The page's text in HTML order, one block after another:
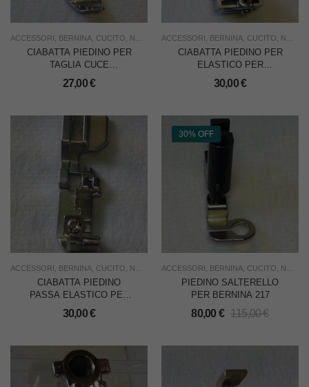
ACCESSORI BERNINA CUCITO NUOVO USO FAMIGLIA
CIABATTA PIEDINO PER
TAGLIA CUCE
BERNETTE 1100D/1100DA
27,00€
ACCESSORI BERNINA CUCITO NUOVO
CIABATTA PIEDINO PER
ELASTICO PER
BERNETTE
004/300/700/800/1100/1200/1300
30,00€
ACCESSORI BERNINA CUCITO NUOVO USO FAMIGLIA
CIABATTA PIEDINO
PASSA ELASTICO PER
TAGLIA CUCE
BERNETTE
30,00€
30% OFF
ACCESSORI BERNINA CUCITO NUOVO
PIEDINO SALTERELLO
PER BERNINA 217
80,00 € 115,00€